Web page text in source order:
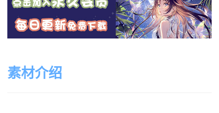
素材介绍